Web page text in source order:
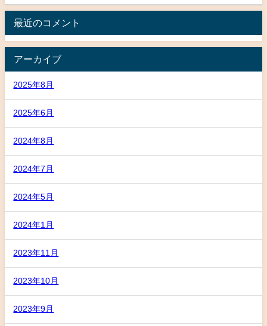
最近のコメント
アーカイブ
2025年8月
2025年6月
2024年8月
2024年7月
2024年5月
2024年1月
2023年11月
2023年10月
2023年9月